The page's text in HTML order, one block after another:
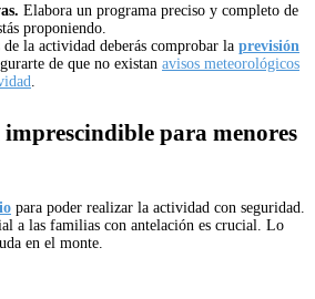
Elabora un programa preciso y completo de
proponiendo.
de la actividad deberás comprobar la previsión
de que no existan avisos meteorológicos
para menores
para poder realizar la actividad con seguridad.
a las familias con antelación es crucial. Lo
en el monte.